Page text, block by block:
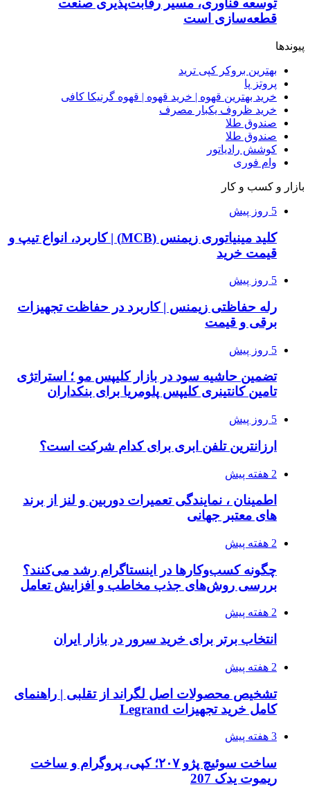
توسعه فناوری، مسیر رقابت‌پذیری صنعت
قطعه‌سازی است
پیوندها
بهترین بروکر کپی ترید
پروتز پا
خرید بهترین قهوه | خرید قهوه | قهوه گرنیکا کافی
خرید ظروف یکبار مصرف
صندوق طلا
صندوق طلا
کوشش رادیاتور
وام فوری
بازار و کسب و کار
5 روز پیش
کلید مینیاتوری زیمنس (MCB) | کاربرد، انواع تیپ و
قیمت خرید
5 روز پیش
رله حفاظتی زیمنس | کاربرد در حفاظت تجهیزات
برقی و قیمت
5 روز پیش
تضمین حاشیه سود در بازار کلیپس مو ؛ استراتژی
تامین کانتینری کلیپس پلومریا برای بنکداران
5 روز پیش
ارزانترین تلفن ابری برای کدام شرکت است؟
2 هفته پیش
اطمینان ، نمایندگی تعمیرات دوربین و لنز از برند
های معتبر جهانی
2 هفته پیش
چگونه کسب‌وکارها در اینستاگرام رشد می‌کنند؟
بررسی روش‌های جذب مخاطب و افزایش تعامل
2 هفته پیش
انتخاب برتر برای خرید سرور در بازار ایران
2 هفته پیش
تشخیص محصولات اصل لگراند از تقلبی | راهنمای
کامل خرید تجهیزات Legrand
3 هفته پیش
ساخت سوئیچ پژو ۲۰۷؛ کپی، پروگرام و ساخت
ریموت یدک 207